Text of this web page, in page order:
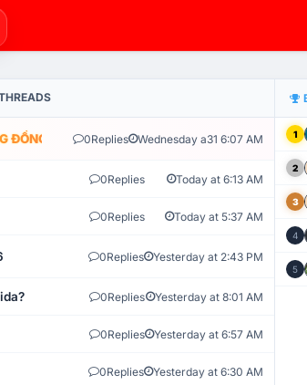
ĐỒNG VLIKE.VN: HỆ THỐNG GIÁM SÁT TỰ
0Replies Wednesday a31 6:07 AM
0Replies Today at 6:13 AM
0Replies Today at 5:37 AM
0Replies Yesterday at 2:43 PM
0Replies Yesterday at 8:01 AM
0Replies Yesterday at 6:57 AM
0Replies Yesterday at 6:30 AM
1
2
3
4
5